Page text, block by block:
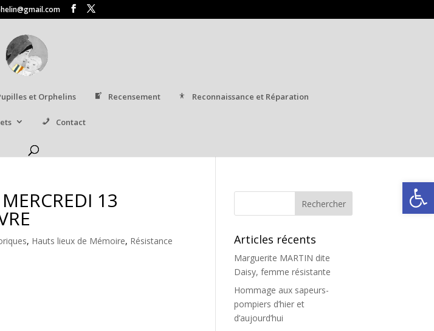
Ouvrir
et Orphelins Recensement Reconnaissance et Réparation
Contact
13
, Hauts lieux de Mémoire, Résistance
Articles récents
Marguerite MARTIN dite
Daisy, femme résistante
Hommage aux sapeurs-
pompiers d’hier et
d’aujourd’hui